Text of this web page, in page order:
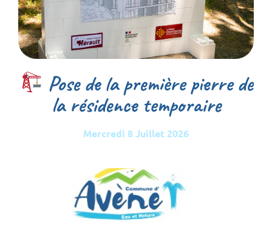
Pose de la première pierre de
la résidence temporaire
Mercredi 8 Juillet 2026